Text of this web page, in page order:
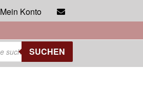
Mein Konto
SUCHEN